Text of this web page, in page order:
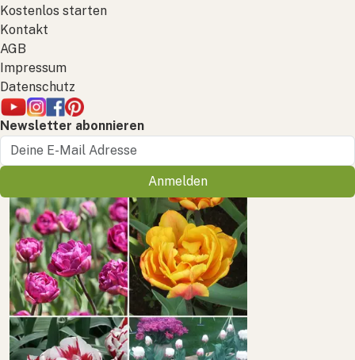
Kostenlos starten
Kontakt
AGB
Impressum
Datenschutz
Newsletter abonnieren
Anmelden